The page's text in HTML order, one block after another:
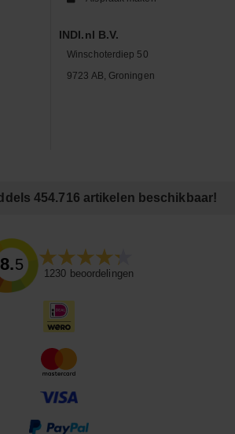
INDI.nl B.V.
Winschoterdiep 50
9723 AB, Groningen
454.716 artikelen beschikbaar!
8.5
1230 beoordelingen